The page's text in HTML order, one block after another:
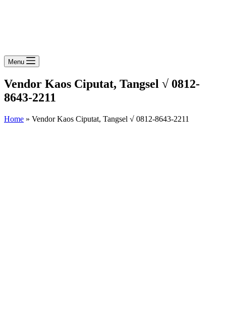
Menu
Vendor Kaos Ciputat, Tangsel √ 0812-
8643-2211
Home » Vendor Kaos Ciputat, Tangsel √ 0812-8643-2211